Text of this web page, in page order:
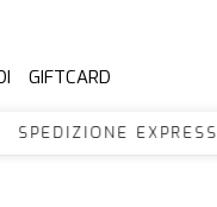
GIFTCARD